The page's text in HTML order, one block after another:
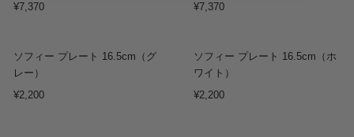
¥7,370
¥7,370
ソフィー プレート 16.5cm（グ
レー）
¥2,200
ソフィー プレート 16.5cm（ホ
ワイト）
¥2,200
Sold out Sold out